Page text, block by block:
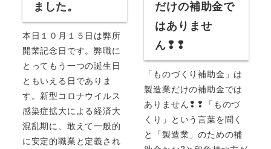
ました。
本日１０月１５日は弊所
開業記念日です。弊職に
とってもう一つの誕生日
ともいえる日でありま
す。新型コロナウイルス
感染症拡大による経済大
混乱期に、敢えて一般的
に安定的職業と定義され
だけの補助金で
はありませ
ん❢❢
「ものづくり補助金」は
製造業だけの補助金では
ありません❢❢「ものづ
くり」という言葉を聞く
と「製造業」のための補